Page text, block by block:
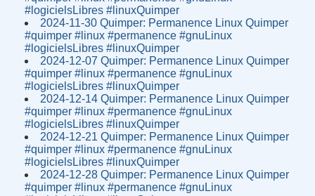
#logicielsLibres #linuxQuimper
2024-11-30 Quimper: Permanence Linux Quimper
#quimper #linux #permanence #gnuLinux
#logicielsLibres #linuxQuimper
2024-12-07 Quimper: Permanence Linux Quimper
#quimper #linux #permanence #gnuLinux
#logicielsLibres #linuxQuimper
2024-12-14 Quimper: Permanence Linux Quimper
#quimper #linux #permanence #gnuLinux
#logicielsLibres #linuxQuimper
2024-12-21 Quimper: Permanence Linux Quimper
#quimper #linux #permanence #gnuLinux
#logicielsLibres #linuxQuimper
2024-12-28 Quimper: Permanence Linux Quimper
#quimper #linux #permanence #gnuLinux